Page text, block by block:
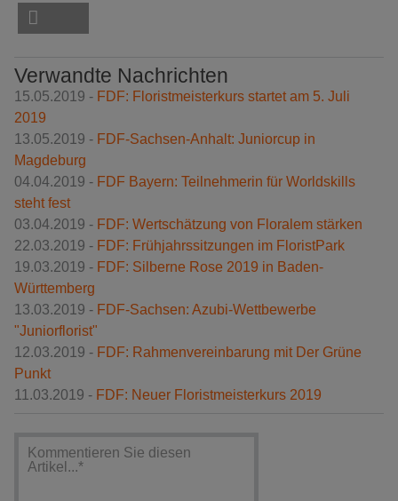
Verwandte Nachrichten
15.05.2019 - FDF: Floristmeisterkurs startet am 5. Juli
2019
13.05.2019 - FDF-Sachsen-Anhalt: Juniorcup in
Magdeburg
04.04.2019 - FDF Bayern: Teilnehmerin für Worldskills
steht fest
03.04.2019 - FDF: Wertschätzung von Floralem stärken
22.03.2019 - FDF: Frühjahrssitzungen im FloristPark
19.03.2019 - FDF: Silberne Rose 2019 in Baden-
Württemberg
13.03.2019 - FDF-Sachsen: Azubi-Wettbewerbe
"Juniorflorist"
12.03.2019 - FDF: Rahmenvereinbarung mit Der Grüne
Punkt
11.03.2019 - FDF: Neuer Floristmeisterkurs 2019